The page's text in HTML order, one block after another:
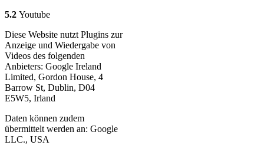
5.2 Youtube
Diese Website nutzt Plugins zur
Anzeige und Wiedergabe von
Videos des folgenden
Anbieters: Google Ireland
Limited, Gordon House, 4
Barrow St, Dublin, D04
E5W5, Irland
Daten können zudem
übermittelt werden an: Google
LLC., USA